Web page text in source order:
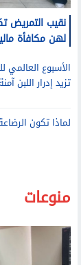
نقيب التمريض
لهن مكافأة
الأسبوع العالمي
تزيد إدرار اللبن
لماذا تكون
منوعات